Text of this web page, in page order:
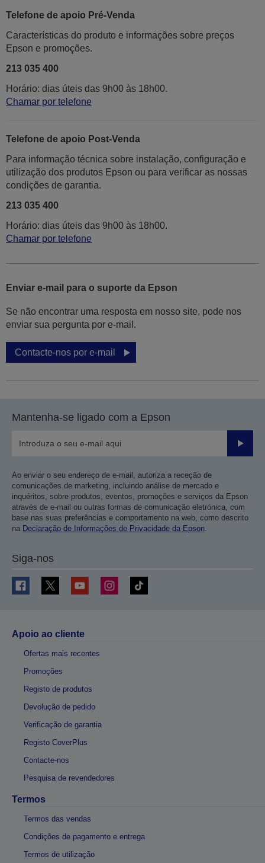
Telefone de apoio Pré-Venda
Características do produto e informações sobre preços
Epson e promoções.
213 035 400
Horário: dias úteis das 9h00 às 18h00.
Chamar por telefone
Telefone de apoio Post-Venda
Para informação técnica sobre instalação, configuração e
utilização dos produtos Epson ou para verificar as nossas
condições de garantia.
213 035 400
Horário: dias úteis das 9h00 às 18h00.
Chamar por telefone
Enviar e-mail para o suporte da Epson
Se não encontrar uma resposta em nosso site, pode nos
enviar sua pergunta por e-mail.
Contacte-nos por e-mail
Mantenha-se ligado com a Epson
Enviar
Ao enviar o seu endereço de e-mail, autoriza a receção de
comunicações de marketing, incluindo análise de mercado e
inquéritos, sobre produtos, eventos, promoções e serviços da Epson
através de e-mail ou outras formas de comunicação eletrónica, com
base nas suas preferências e comportamento na web, como descrito
na Declaração de Informações de Privacidade da Epson.
Siga-nos
Apoio ao cliente
Ofertas mais recentes
Promoções
Registo de produtos
Devolução de pedido
Verificação de garantia
Registo CoverPlus
Contacte-nos
Pesquisa de revendedores
Termos
Termos das vendas
Condições de pagamento e entrega
Termos de utilização